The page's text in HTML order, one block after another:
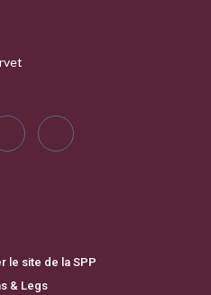
le site de la SPP
& Legs